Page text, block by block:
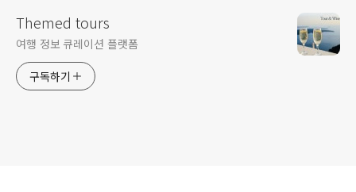
Themed tours
여행 정보 큐레이션 플랫폼
구독하기